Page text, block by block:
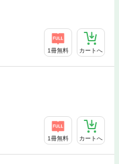
1冊無料 カートへ
1冊無料 カートへ